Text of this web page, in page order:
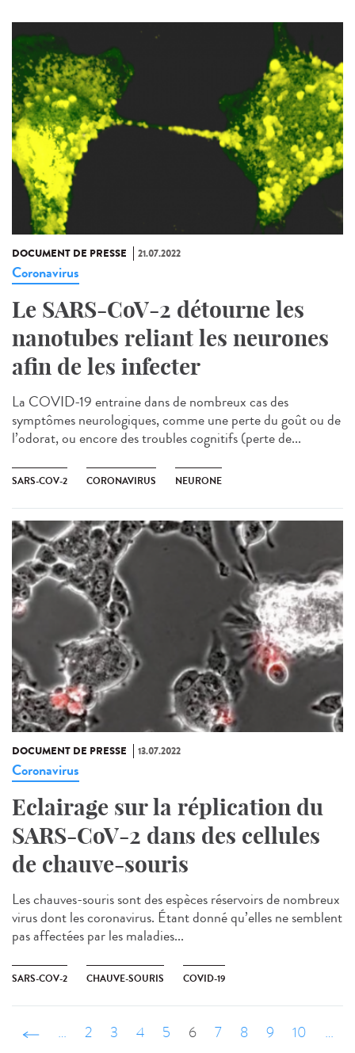
DOCUMENT DE PRESSE 21.07.2022
Coronavirus
Le SARS-CoV-2 détourne les
nanotubes reliant les neurones
afin de les infecter
La COVID-19 entraine dans de nombreux cas des
symptômes neurologiques, comme une perte du goût ou de
l’odorat, ou encore des troubles cognitifs (perte de...
SARS-COV-2 CORONAVIRUS NEURONE
DOCUMENT DE PRESSE 13.07.2022
Coronavirus
Eclairage sur la réplication du
SARS-CoV-2 dans des cellules
de chauve-souris
Les chauves-souris sont des espèces réservoirs de nombreux
virus dont les coronavirus. Étant donné qu’elles ne semblent
pas affectées par les maladies...
SARS-COV-2 CHAUVE-SOURIS COVID-19
‹ précédent
… 2 3 4 5 6 7 8 9 10
…